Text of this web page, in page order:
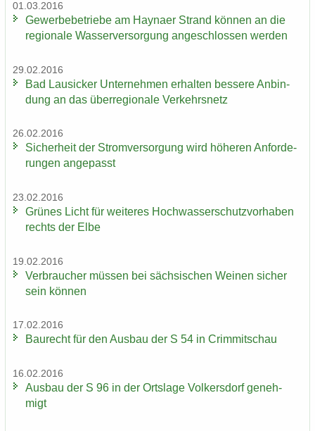
01.03.2016
Ge­wer­be­be­trie­be am Hay­na­er Strand kön­nen an die
re­gio­na­le Was­ser­ver­sor­gung an­ge­schlos­sen wer­den
29.02.2016
Bad Lau­si­cker Un­ter­neh­men er­hal­ten bes­se­re An­bin­
dung an das über­re­gio­na­le Ver­kehrs­netz
26.02.2016
Si­cher­heit der Strom­ver­sor­gung wird hö­he­ren An­for­de­
run­gen an­ge­passt
23.02.2016
Grü­nes Licht für wei­te­res Hoch­was­ser­schutz­vor­ha­ben
rechts der Elbe
19.02.2016
Ver­brau­cher müs­sen bei säch­si­schen Wei­nen si­cher
sein kön­nen
17.02.2016
Bau­recht für den Aus­bau der S 54 in Crim­mit­schau
16.02.2016
Aus­bau der S 96 in der Orts­la­ge Vol­kers­dorf ge­neh­
migt